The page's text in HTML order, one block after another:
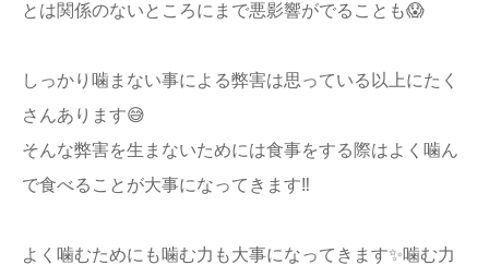
とは関係のないところにまで悪影響がでることも😱
しっかり噛まない事による弊害は思っている以上にたく
さんあります😅
そんな弊害を生まないためには食事をする際はよく噛ん
で食べることが大事になってきます‼️
よく噛むためにも噛む力も大事になってきます✨噛む力